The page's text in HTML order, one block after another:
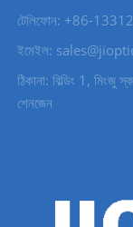
টেলিফোন: +86-
ইমেইল:
ঠিকানা: বিল্ডিং 1, মিংজু
শেনজেন